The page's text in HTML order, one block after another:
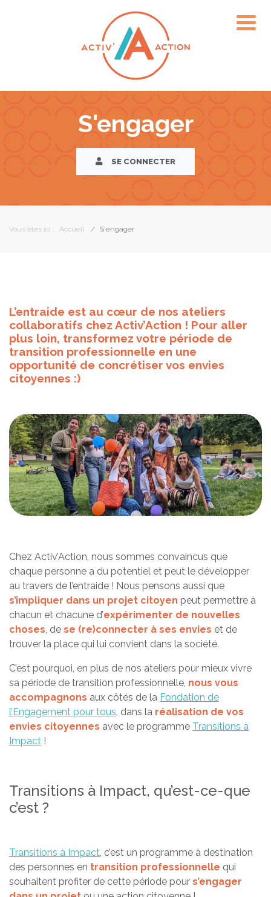
S'engager
SE CONNECTER
Vous êtes ici : Accueil S'engager
L’entraide est au cœur de nos ateliers
collaboratifs chez Activ’Action ! Pour aller
plus loin, transformez votre période de
transition professionnelle en une
opportunité de concrétiser vos envies
citoyennes :)
Chez Activ’Action, nous sommes convaincus que
chaque personne a du potentiel et peut le développer
au travers de l’entraide ! Nous pensons aussi que
s’impliquer dans un projet citoyen peut permettre à
chacun et chacune d’expérimenter de nouvelles
choses , de se (re)connecter à ses envies et de
trouver la place qui lui convient dans la société.
C’est pourquoi, en plus de nos ateliers pour mieux vivre
sa période de transition professionnelle, nous vous
accompagnons aux côtés de la Fondation de
l’Engagement pour tous , dans la réalisation de vos
envies citoyennes avec le programme Transitions à
Impact !
Transitions à Impact, qu’est-ce-que
c’est ?
Transitions à Impact , c’est un programme à destination
des personnes en transition professionnelle qui
souhaitent profiter de cette période pour s’engager